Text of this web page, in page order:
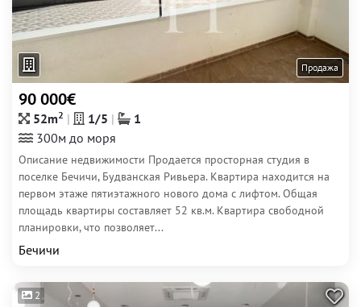
Продажа
90 000€
52m2 1/5
1
300м до моря
Описание недвижимости Продается просторная студия в
поселке Бечичи, Будванская Ривьера. Квартира находится на
первом этаже пятиэтажного нового дома с лифтом. Общая
площадь квартиры составляет 52 кв.м. Квартира свободной
планировки, что позволяет...
Бечичи
2